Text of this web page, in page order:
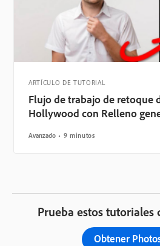
ARTÍCULO DE TUTORIAL
Flujo de trabajo de retoque
Hollywood con Relleno
Avanzado 9 minutos
Prueba estos tutoriales
Obtener